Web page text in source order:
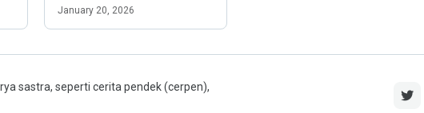
January 20, 2026
sastra, seperti cerita pendek (cerpen),